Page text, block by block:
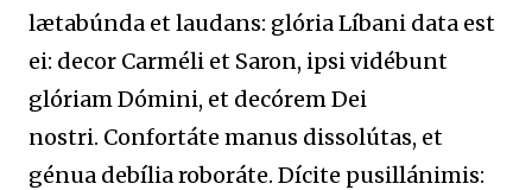
lætabúnda et laudans: glória Líbani data est
ei: decor Carméli et Saron, ipsi vidébunt
glóriam Dómini, et decórem Dei
nostri. Confortáte manus dissolútas, et
génua debília roboráte. Dícite pusillánimis: